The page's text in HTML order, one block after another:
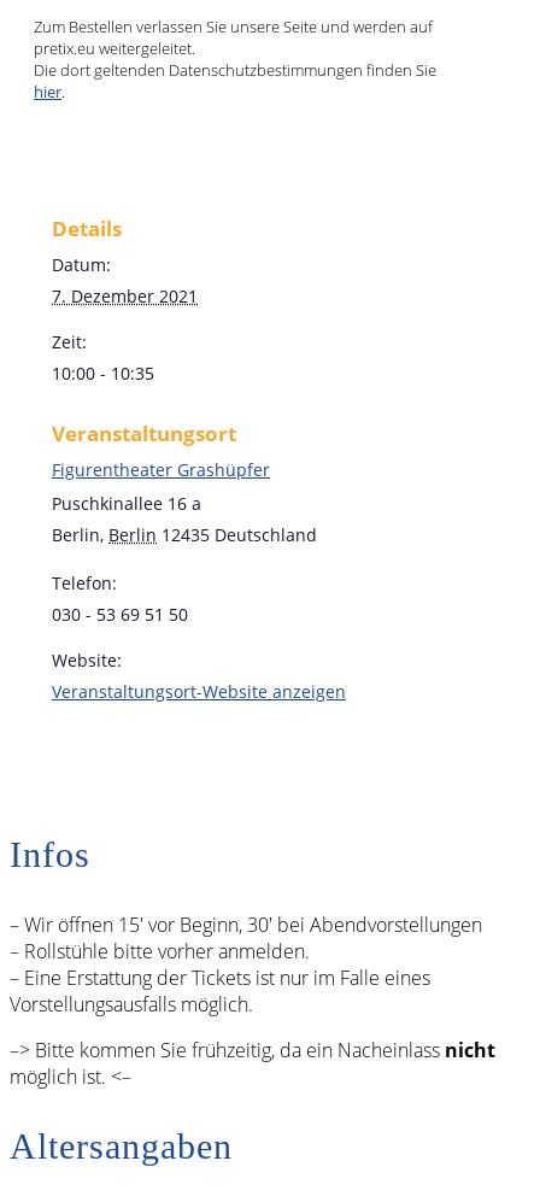
Zum Bestellen verlassen Sie unsere Seite und werden auf
pretix.eu weitergeleitet.
Die dort geltenden Datenschutzbestimmungen finden Sie
hier.
Details
Datum:
7. Dezember 2021
Zeit:
10:00 - 10:35
Veranstaltungsort
Figurentheater Grashüpfer
Puschkinallee 16 a
Berlin, Berlin 12435 Deutschland
Telefon:
030 - 53 69 51 50
Website:
Veranstaltungsort-Website anzeigen
Infos
– Wir öffnen 15′ vor Beginn, 30′ bei Abendvorstellungen
– Rollstühle bitte vorher anmelden.
– Eine Erstattung der Tickets ist nur im Falle eines
Vorstellungsausfalls möglich.
–> Bitte kommen Sie frühzeitig, da ein Nacheinlass nicht
möglich ist. <–
Altersangaben